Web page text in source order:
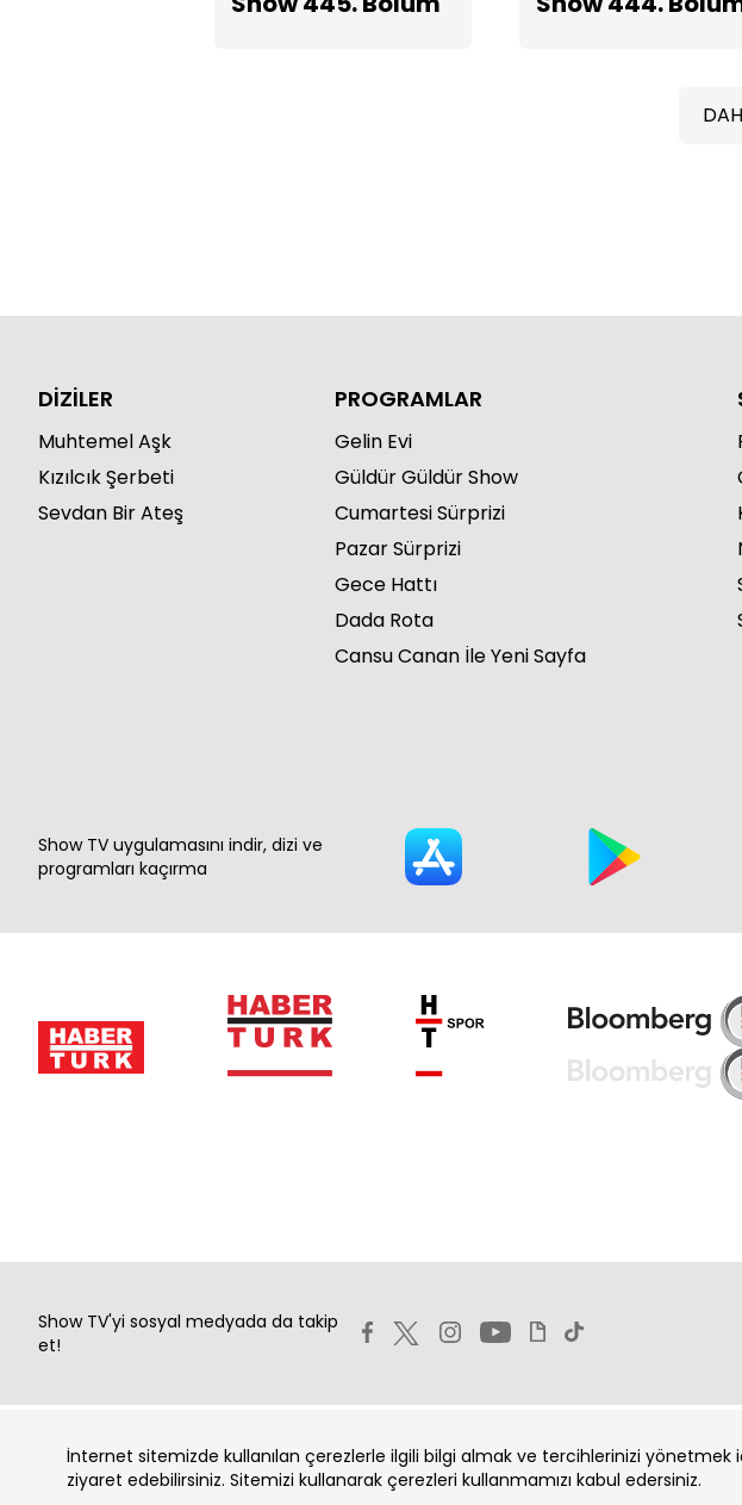
İnternet sitemizde kullanılan çerezlerle ilgili bilgi almak ve tercihlerinizi yönetmek
ziyaret edebilirsiniz. Sitemizi kullanarak çerezleri kullanmamızı kabul edersiniz.
DİZİLER
Muhtemel Aşk
Kızılcık Şerbeti
Sevdan Bir Ateş
PROGRAMLAR
Gelin Evi
Güldür Güldür Show
Cumartesi Sürprizi
Pazar Sürprizi
Gece Hattı
Dada Rota
Cansu Canan İle Yeni Sayfa
Show TV uygulamasını indir, dizi ve
programları kaçırma
Show TV'yi sosyal medyada da takip
et!
Copyright 2026 Show Televizyon Yayıncılık A.Ş.